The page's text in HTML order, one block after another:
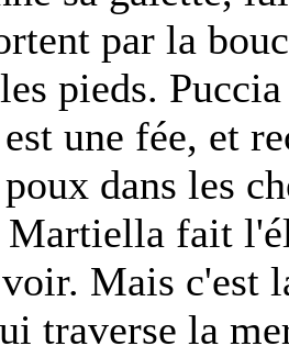
par la
pieds.
une fée, et
dans les
fait
Mais c'est
traverse la